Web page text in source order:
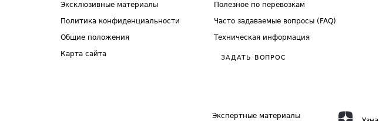
Эксклюзивные материалы
Политика конфиденциальности
Общие положения
Карта сайта
Полезное по перевозкам
Часто задаваемые вопросы (FAQ)
Техническая информация
ЗАДАТЬ ВОПРОС
Экспертные материалы